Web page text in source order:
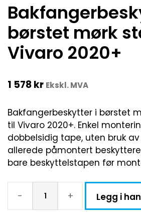
børstet mørk
Vivaro 2020+
1 578kr Ekskl. MVA
Bakfangerbeskytter i børstet
til Vivaro 2020+. Enkel
dobbelsidig tape, uten bruk
allerede påmontert
bare beskyttelstapen før
- + Legg i